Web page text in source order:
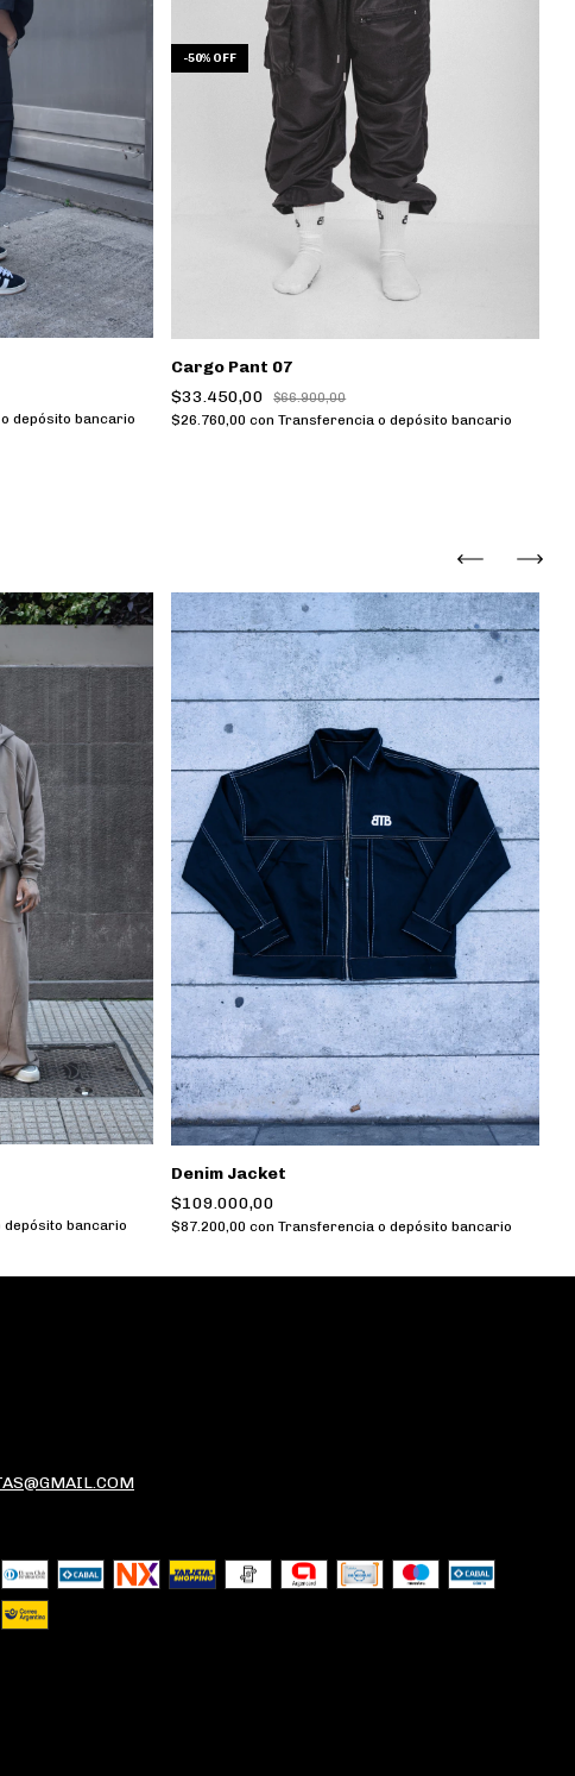
depósito bancario
-50% OFF
Cargo Pant 07
$33.450,00
$66.900,00
$26.760,00con Transferencia o depósito bancario
bancario
Denim Jacket
$109.000,00
$87.200,00con Transferencia o depósito bancario